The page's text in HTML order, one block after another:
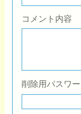
コメント内容
削除用パスワー